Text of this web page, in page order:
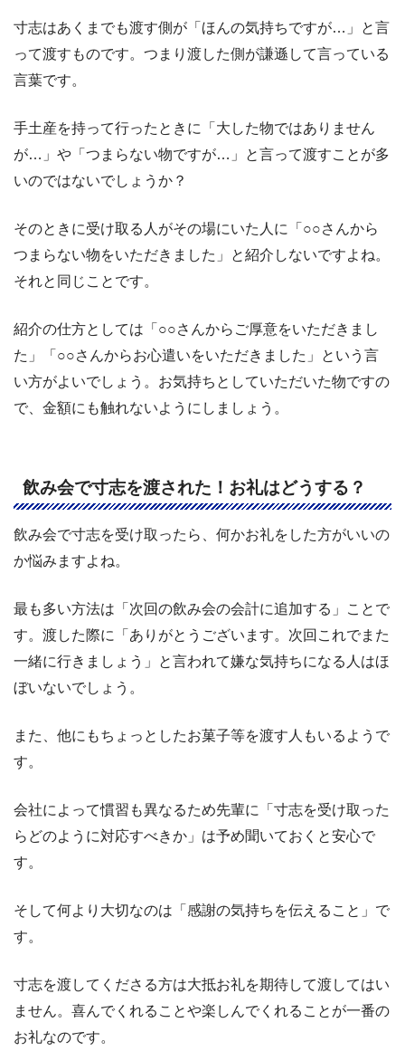
寸志はあくまでも渡す側が「ほんの気持ちですが…」と言
って渡すものです。つまり渡した側が謙遜して言っている
言葉です。
手土産を持って行ったときに「大した物ではありません
が…」や「つまらない物ですが…」と言って渡すことが多
いのではないでしょうか？
そのときに受け取る人がその場にいた人に「○○さんから
つまらない物をいただきました」と紹介しないですよね。
それと同じことです。
紹介の仕方としては「○○さんからご厚意をいただきまし
た」「○○さんからお心遣いをいただきました」という言
い方がよいでしょう。お気持ちとしていただいた物ですの
で、金額にも触れないようにしましょう。
飲み会で寸志を渡された！お礼はどうする？
飲み会で寸志を受け取ったら、何かお礼をした方がいいの
か悩みますよね。
最も多い方法は「次回の飲み会の会計に追加する」ことで
す。渡した際に「ありがとうございます。次回これでまた
一緒に行きましょう」と言われて嫌な気持ちになる人はほ
ぼいないでしょう。
また、他にもちょっとしたお菓子等を渡す人もいるようで
す。
会社によって慣習も異なるため先輩に「寸志を受け取った
らどのように対応すべきか」は予め聞いておくと安心で
す。
そして何より大切なのは「感謝の気持ちを伝えること」で
す。
寸志を渡してくださる方は大抵お礼を期待して渡してはい
ません。喜んでくれることや楽しんでくれることが一番の
お礼なのです。